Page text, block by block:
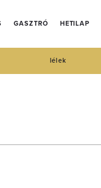
GASZTRÓ HETILAP
lélek